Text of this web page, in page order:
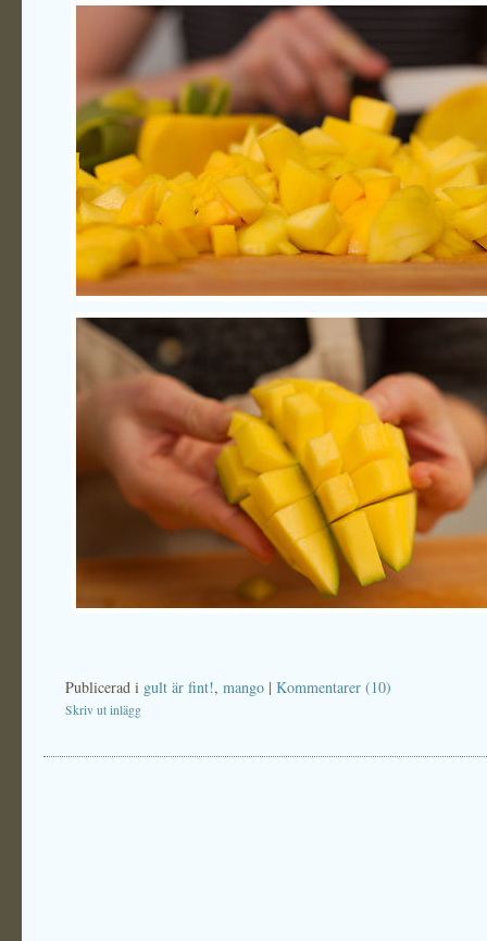
Publicerad i gult är fint!, mango | Kommentarer (10)
Skriv ut inlägg